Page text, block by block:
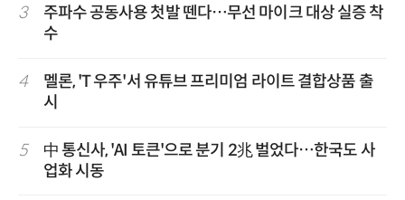
3
주파수 공동사용 첫발 뗀다…무선 마이크 대상 실증 착
수
4
멜론, 'T 우주'서 유튜브 프리미엄 라이트 결합상품 출
시
5
中 통신사, 'AI 토큰'으로 분기 2兆 벌었다…한국도 사
업화 시동